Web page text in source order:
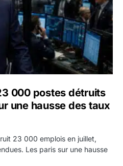
000 postes détruits
une hausse des taux
23 000 emplois en juillet,
Les paris sur une hausse